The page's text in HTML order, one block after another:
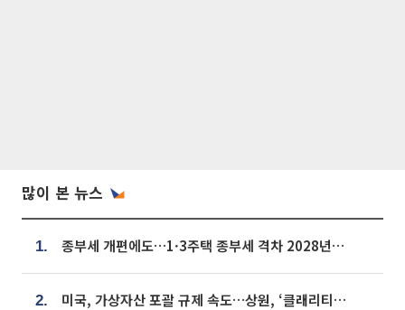
많이 본 뉴스
1. 종부세 개편에도…1·3주택 종부세 격차 2028년부터 확대
2. 미국, 가상자산 포괄 규제 속도…상원, ‘클래리티법’ 9월 절차투표 추진